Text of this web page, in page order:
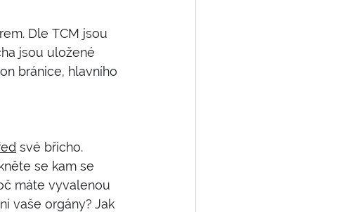
Dle TCM jsou
jsou uložené
bránice, hlavního
své břicho.
se kam se
máte vyvalenou
vaše orgány? Jak